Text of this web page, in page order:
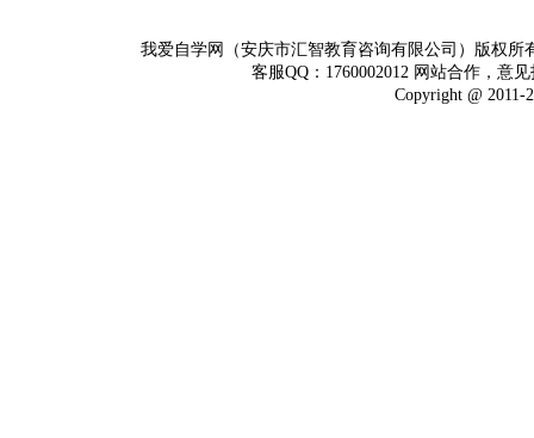
我爱自学网（安庆市汇智教育咨询有限公司）版权
客服QQ：1760002012 网站合作，意
Copyright @